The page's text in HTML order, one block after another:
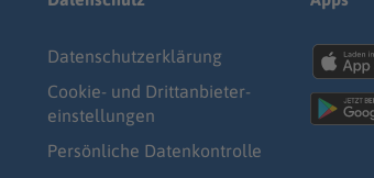
Datenschutz­erklärung
Cookie- und Drittanbieter-
einstellungen
Persönliche Datenkontrolle